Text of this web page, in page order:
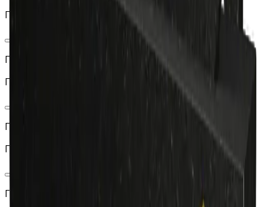
Горизонтальная стела «Кресты и свечи»
Г04-02
Горизонтальная стела с крестом по центру на дуге
Г04-01
Горизонтальная стела с двумя крестами
Г04-05